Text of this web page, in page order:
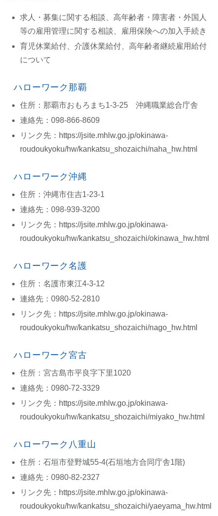
求人・募集に関する相談、高年齢者・障害者・外国人
等の雇用管理に関する相談、雇用保険への加入手続き
育児休業給付、介護休業給付、高年齢者継続雇用給付
について
ハローワーク那覇
住所：那覇市おもろまち1-3-25 沖縄職業総合庁舎
連絡先：098-866-8609
リンク先： https://jsite.mhlw.go.jp/okinawa-
roudoukyoku/hw/kankatsu_shozaichi/naha_hw.html
ハローワーク沖縄
住所：沖縄市住吉1-23-1
連絡先：098-939-3200
リンク先： https://jsite.mhlw.go.jp/okinawa-
roudoukyoku/hw/kankatsu_shozaichi/okinawa_hw.html
ハローワーク名護
住所：名護市東江4-3-12
連絡先：0980-52-2810
リンク先： https://jsite.mhlw.go.jp/okinawa-
roudoukyoku/hw/kankatsu_shozaichi/nago_hw.html
ハローワーク宮古
住所：宮古島市平良字下里1020
連絡先：0980-72-3329
リンク先： https://jsite.mhlw.go.jp/okinawa-
roudoukyoku/hw/kankatsu_shozaichi/miyako_hw.html
ハローワーク八重山
住所：石垣市登野城55-4(石垣地方合同庁舎1階)
連絡先：0980-82-2327
リンク先： https://jsite.mhlw.go.jp/okinawa-
roudoukyoku/hw/kankatsu_shozaichi/yaeyama_hw.html